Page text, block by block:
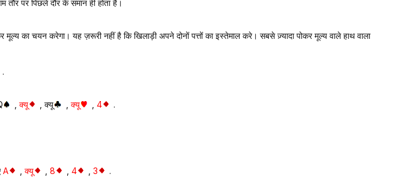
पर पिछले दौर के समान ही होता है।
का चयन करेगा। यह ज़रूरी नहीं है कि खिलाड़ी अपने दोनों पत्तों का इस्तेमाल करे। सबसे ज़्यादा पोकर मूल्य वाले हाथ वाला
.
, क्यू , क्यू , क्यू , 4 .
A क्यू 8 4 3 .